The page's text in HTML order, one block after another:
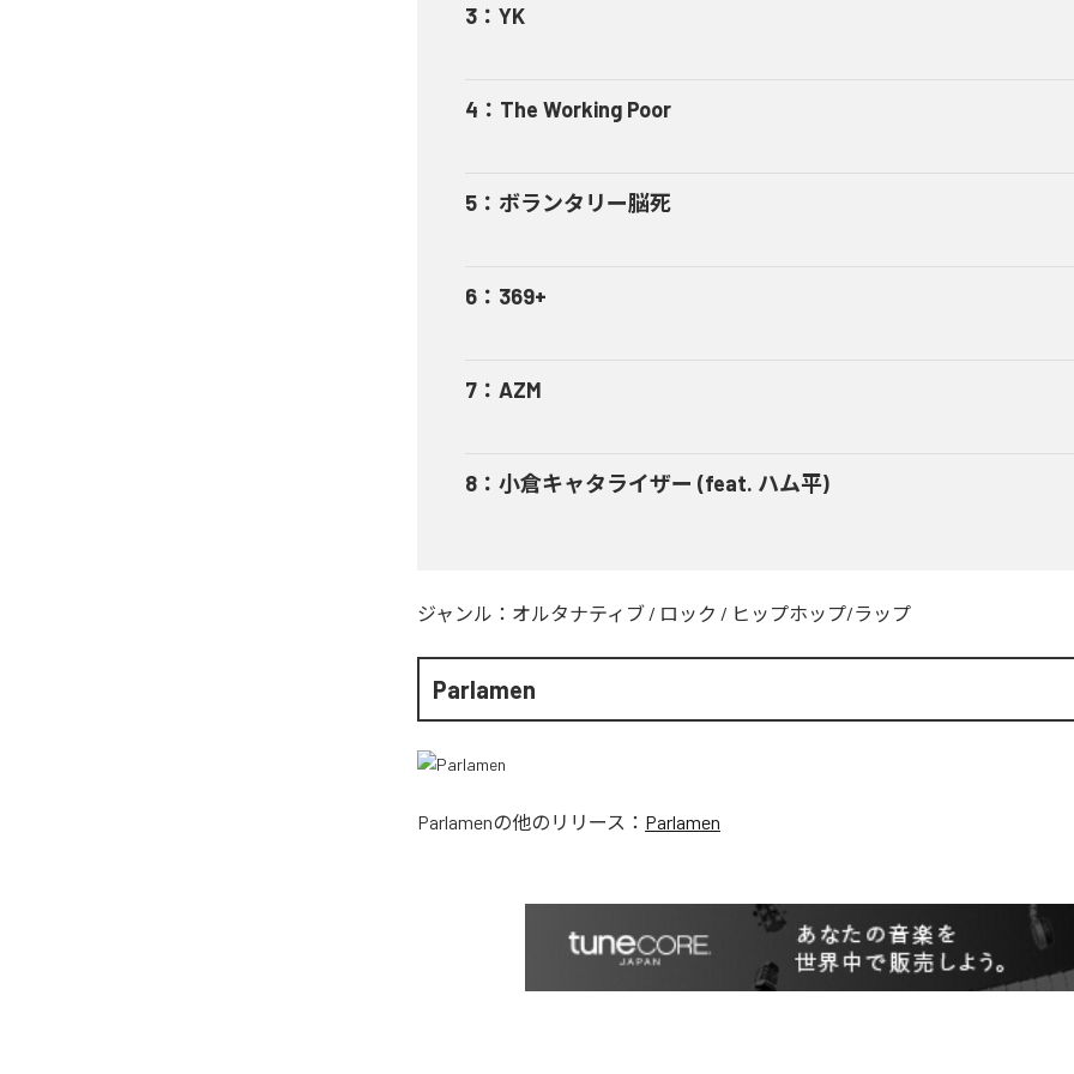
3 ： YK
4 ： The Working Poor
5 ： ボランタリー脳死
6 ： 369+
7 ： AZM
8 ： 小倉キャタライザー (feat. ハム平)
ジャンル： オルタナティブ / ロック / ヒップホップ/ラップ
Parlamen
Parlamenの他のリリース： Parlamen